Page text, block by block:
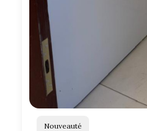
Nouveauté